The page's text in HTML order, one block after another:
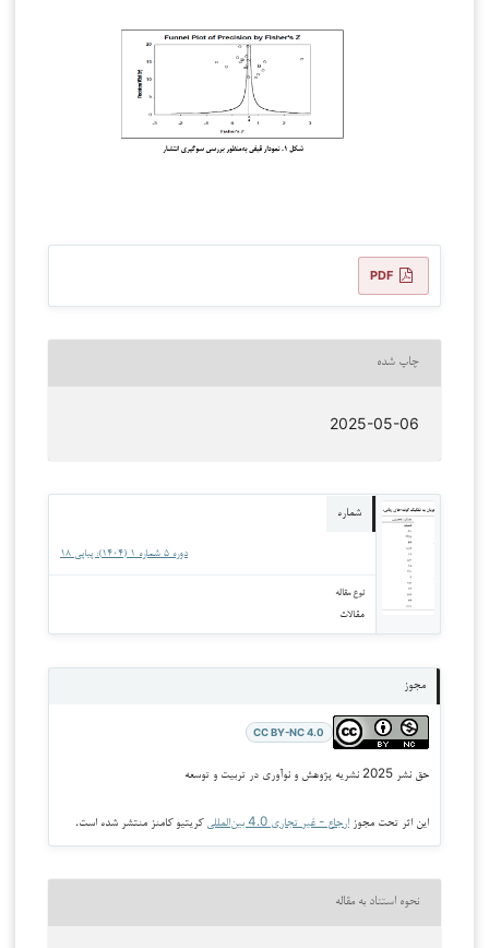
PDF
چاپ شده
2025-05-06
شماره
دوره 5 شماره 1 (1404): پیاپی 18
نوع مقاله
مقالات
مجوز
CC BY-NC 4.0
حق نشر 2025 نشریه پژوهش و نوآوری در تربیت و توسعه
این اثر تحت مجوز ارجاع - غیر تجاری 4.0 بین‌المللی کریتیو کامنز منتشر شده است.
نحوه استناد به مقاله